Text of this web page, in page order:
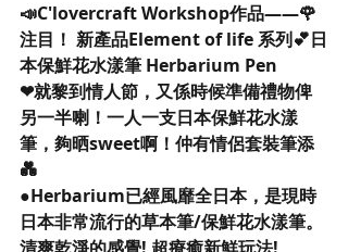
📣C'lovercraft Workshop作品——🌹
注目！ 新產品Element of life 系列💕日
本保鮮花水漾筆 Herbarium Pen
❤就黎到情人節，又係時候準備禮物俾
另一半喇！一人一支日本保鮮花水漾
筆，夠晒sweet啊！仲有情侶套裝筆添
💑
●Herbarium已經風靡全日本，是現時
日本非常流行的草本筆/保鮮花水漾筆。